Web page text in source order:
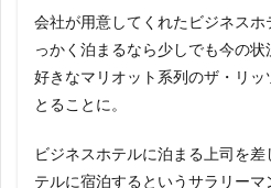
会社が用意してくれたビジネス
っかく泊まるなら少しでも今の
好きなマリオット系列のザ・リ
とることに。
ビジネスホテルに泊まる上司を
テルに宿泊するというサラリー